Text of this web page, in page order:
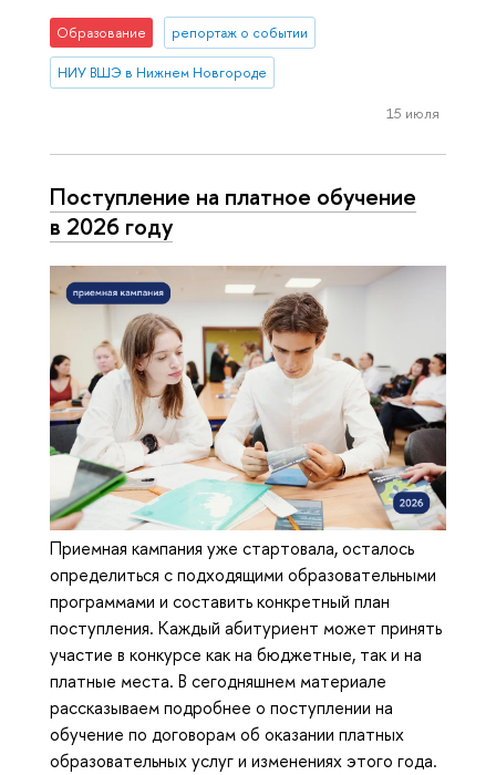
Образование репортаж о событии
НИУ ВШЭ в Нижнем Новгороде
15 июля
Поступление на платное обучение
в 2026 году
Приемная кампания уже стартовала, осталось
определиться с подходящими образовательными
программами и составить конкретный план
поступления. Каждый абитуриент может принять
участие в конкурсе как на бюджетные, так и на
платные места. В сегодняшнем материале
рассказываем подробнее о поступлении на
обучение по договорам об оказании платных
образовательных услуг и изменениях этого года.